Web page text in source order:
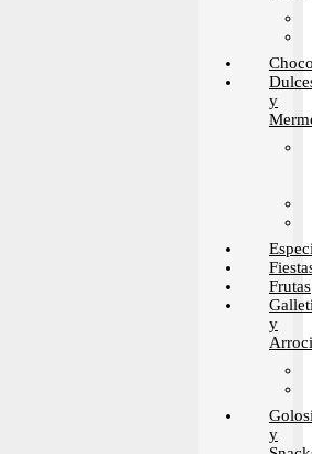
y
Frutas
y
y